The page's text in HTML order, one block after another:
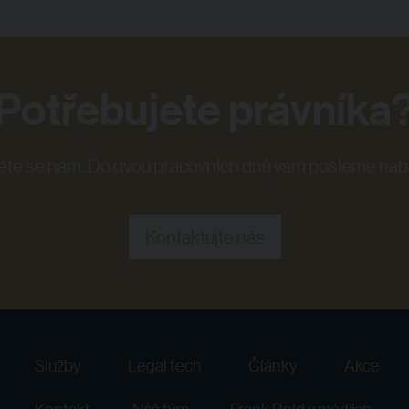
Služby Legal tech Články Akce